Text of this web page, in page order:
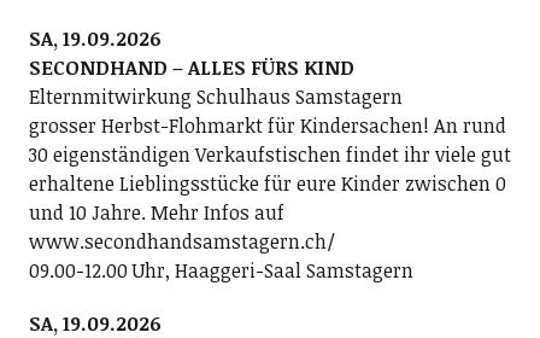
SA, 19.09.2026
SECONDHAND – ALLES FÜRS KIND
Elternmitwirkung Schulhaus Samstagern
grosser Herbst-Flohmarkt für Kindersachen! An rund
30 eigenständigen Verkaufstischen findet ihr viele gut
erhaltene Lieblingsstücke für eure Kinder zwischen 0
und 10 Jahre. Mehr Infos auf
www.secondhandsamstagern.ch/
09.00-12.00 Uhr, Haaggeri-Saal Samstagern
SA, 19.09.2026